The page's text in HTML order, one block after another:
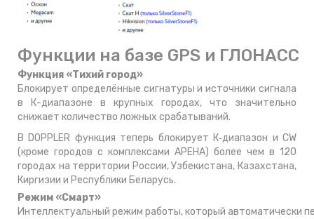
Функции на базе GPS и ГЛОНАСС
Функция «Тихий город»
Блокирует определённые сигнатуры и источники сигнала
в К-диапазоне в крупных городах, что значительно
снижает количество ложных срабатываний.
В DOPPLER функция теперь блокирует К‑диапазон и CW
(кроме городов с комплексами АРЕНА) более чем в 120
городах на территории России, Узбекистана, Казахстана,
Киргизии и Республики Беларусь.
Режим «Смарт»
Интеллектуальный режим работы, который автоматически